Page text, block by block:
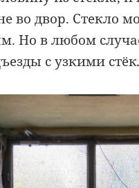
во двор. Стекло
Но в любом
с узкими